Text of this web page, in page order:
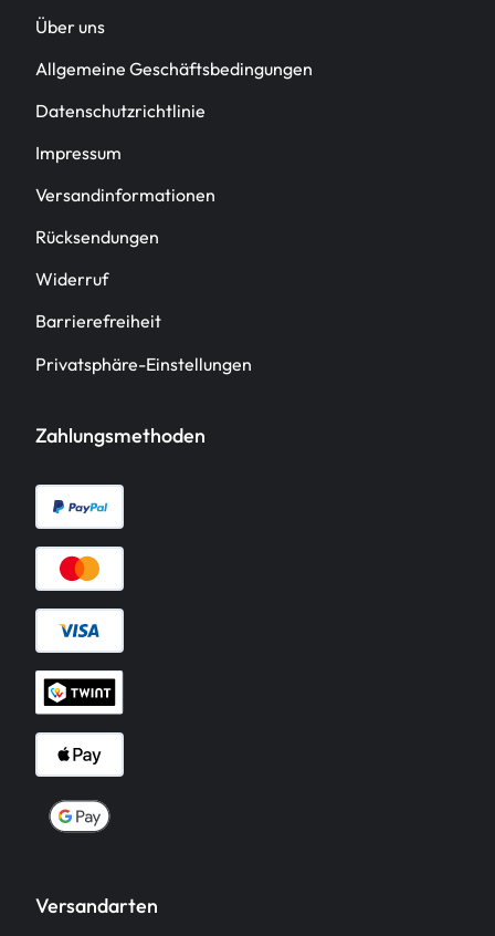
Über uns
Allgemeine Geschäftsbedingungen
Datenschutzrichtlinie
Impressum
Versandinformationen
Rücksendungen
Widerruf
Barrierefreiheit
Privatsphäre-Einstellungen
Zahlungsmethoden
Versandarten